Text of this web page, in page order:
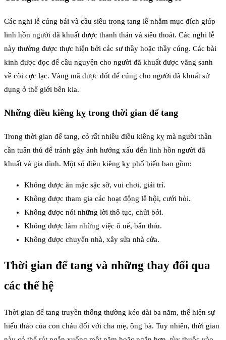
Các nghi lễ cúng bái và cầu siêu trong tang lễ nhằm mục đích giúp
linh hồn người đã khuất được thanh thản và siêu thoát. Các nghi lễ
này thường được thực hiện bởi các sư thầy hoặc thầy cúng. Các bài
kinh được đọc để cầu nguyện cho người đã khuất được vãng sanh
về cõi cực lạc. Vàng mã được đốt để cúng cho người đã khuất sử
dụng ở thế giới bên kia.
Những điều kiêng kỵ trong thời gian để tang
Trong thời gian để tang, có rất nhiều điều kiêng kỵ mà người thân
cần tuân thủ để tránh gây ảnh hưởng xấu đến linh hồn người đã
khuất và gia đình. Một số điều kiêng kỵ phổ biến bao gồm:
Không được ăn mặc sặc sỡ, vui chơi, giải trí.
Không được tham gia các hoạt động lễ hội, cưới hỏi.
Không được nói những lời thô tục, chửi bới.
Không được làm những việc ô uế, bẩn thỉu.
Không được chuyển nhà, xây sửa nhà cửa.
Thời gian để tang và những thay đổi qua
các thế hệ
Thời gian để tang truyền thống thường kéo dài ba năm, thể hiện sự
hiếu thảo của con cháu đối với cha mẹ, ông bà. Tuy nhiên, thời gian